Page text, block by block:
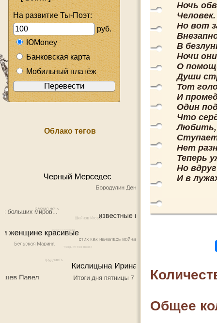
На развитие Ты-Поэт:
руб.
ЮMoney
Банковская карта
Мобильный платёж
Облако тегов
Ночь
Но вот
В
Ночи
О
Души
Тот
И
Один
Что
Любить,
Нет
Теперь
Но
И в
Общее